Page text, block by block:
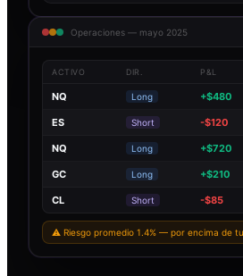
Operaciones — mayo 2025
ACTIVO DIR. P&L
NQ Long +$480
ES Short -$120
NQ Long +$720
GC Long +$210
CL Short -$85
⚠ Riesgo promedio 1.4% — por encima de